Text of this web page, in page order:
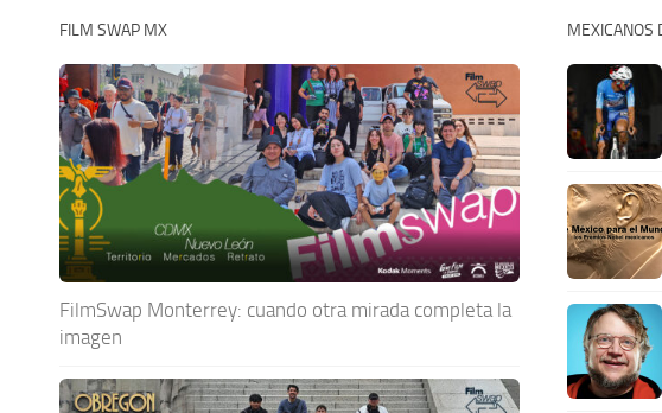
FILM SWAP MX
FilmSwap Monterrey: cuando otra mirada completa la
imagen
MEXICANOS